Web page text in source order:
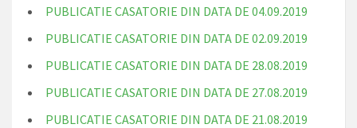
PUBLICATIE CASATORIE DIN DATA DE 04.09.2019
PUBLICATIE CASATORIE DIN DATA DE 02.09.2019
PUBLICATIE CASATORIE DIN DATA DE 28.08.2019
PUBLICATIE CASATORIE DIN DATA DE 27.08.2019
PUBLICATIE CASATORIE DIN DATA DE 21.08.2019